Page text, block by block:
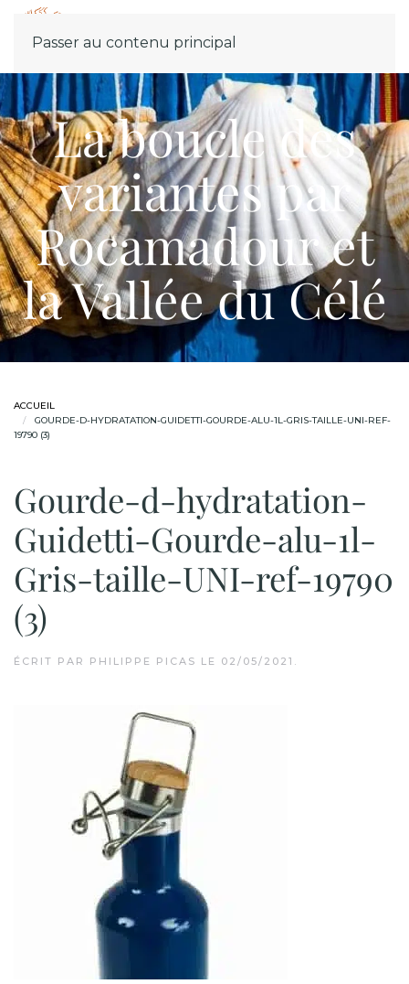
Passer au contenu principal
La boucle des
variantes par
Rocamadour et
la Vallée du Célé
ACCUEIL
GOURDE-D-HYDRATATION-GUIDETTI-GOURDE-ALU-1L-GRIS-TAILLE-UNI-REF-
19790 (3)
Gourde-d-hydratation-
Guidetti-Gourde-alu-1l-
Gris-taille-UNI-ref-19790
(3)
ÉCRIT PAR PHILIPPE PICAS LE 02/05/2021 .